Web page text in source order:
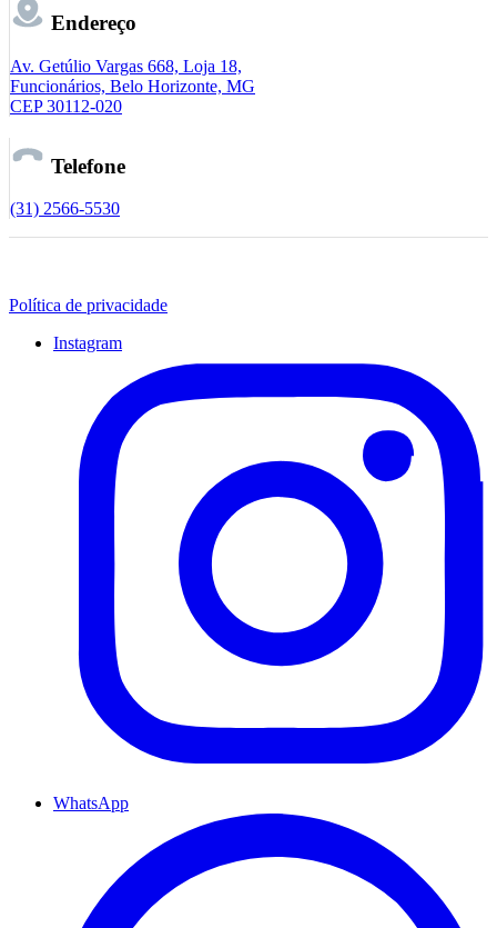
Endereço
Av. Getúlio Vargas 668, Loja 18,
Funcionários, Belo Horizonte, MG
CEP 30112-020
Telefone
(31) 2566-5530
Política de privacidade
Instagram
WhatsApp